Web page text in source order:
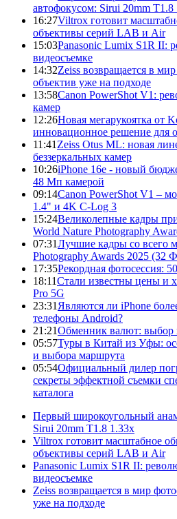
автофокусом: Sirui 20mm T1.8
16:27Viltrox готовит
объективы серий LAB и Air
15:03Panasonic Lumix S1R II:
видеосъемке
14:32Zeiss возвращается в
объектив уже на подходе
13:58Canon PowerShot V1:
камер
12:26Новая мегарукоятка от
инновационное решение для
11:41 Zeiss Otus ML: новая
беззеркальных камер
10:26iPhone 16e - новый
48 Мп камерой
09:14Canon PowerShot V1 –
1.4" и 4K C-Log 3
15:24Великолепные кадры
World Nature Photography
07:31Лучшие кадры со всего
Photography Awards 2025
17:35Рекордная фотосессия:
18:11Стали известны цены и
Pro 5G
23:31 Являются ли iPhone
телефоны Android?
21:21Обменник валют: выбор
05:57Туры в Китай из Уфы:
и выбора маршрута
05:54Официальный дилер
секреты эффектной съемки
каталога
Первый широкоугольный
Sirui 20mm T1.8 1.33x
Viltrox готовит масштабное
объективы серий LAB и Air
Panasonic Lumix S1R II:
видеосъемке
Zeiss возвращается в мир
уже на подходе